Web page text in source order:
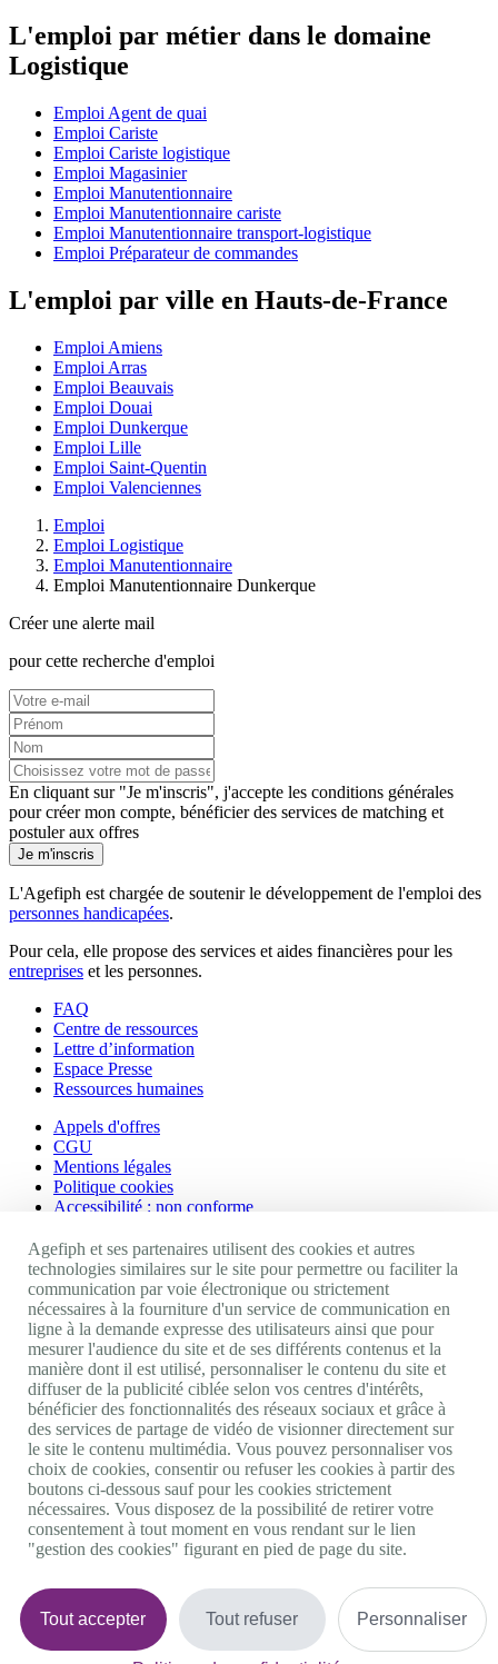
L'emploi par métier dans le domaine
Logistique
Emploi Agent de quai
Emploi Cariste
Emploi Cariste logistique
Emploi Magasinier
Emploi Manutentionnaire
Emploi Manutentionnaire cariste
Emploi Manutentionnaire transport-logistique
Emploi Préparateur de commandes
L'emploi par ville en Hauts-de-France
Emploi Amiens
Emploi Arras
Emploi Beauvais
Emploi Douai
Emploi Dunkerque
Emploi Lille
Emploi Saint-Quentin
Emploi Valenciennes
Emploi
Emploi Logistique
Emploi Manutentionnaire
Emploi Manutentionnaire Dunkerque
Créer une alerte mail
pour cette recherche d'emploi
En cliquant sur "Je m'inscris", j'accepte les conditions générales
pour créer mon compte, bénéficier des services de matching et
postuler aux offres
Je m'inscris
L'Agefiph est chargée de soutenir le développement de l'emploi des
personnes handicapées.
Pour cela, elle propose des services et aides financières pour les
entreprises et les personnes.
FAQ
Centre de ressources
Lettre d’information
Espace Presse
Ressources humaines
Appels d'offres
CGU
Mentions légales
Politique cookies
Accessibilité : non conforme
Nos autres sites
Site portail Agefiph
Activateur de progrès
Handinnov
Innovation et recherche
Université du RRH
Service AppuiPro
Nous suivre
Youtube
Linkedin
Facebook
Twitter
0 800 11 10 09Services & appel gratuitsDe 9h à 18h.
Nous contacter
Plateforme de mise en contact LSF
Agefiph et ses partenaires utilisent des cookies et autres
technologies similaires sur le site pour permettre ou faciliter la
communication par voie électronique ou strictement
nécessaires à la fourniture d'un service de communication en
ligne à la demande expresse des utilisateurs ainsi que pour
mesurer l'audience du site et de ses différents contenus et la
manière dont il est utilisé, personnaliser le contenu du site et
diffuser de la publicité ciblée selon vos centres d'intérêts,
bénéficier des fonctionnalités des réseaux sociaux et grâce à
des services de partage de vidéo de visionner directement sur
le site le contenu multimédia. Vous pouvez personnaliser vos
choix de cookies, consentir ou refuser les cookies à partir des
boutons ci-dessous sauf pour les cookies strictement
nécessaires. Vous disposez de la possibilité de retirer votre
consentement à tout moment en vous rendant sur le lien
"gestion des cookies" figurant en pied de page du site.
Tout accepter Tout refuser Personnaliser